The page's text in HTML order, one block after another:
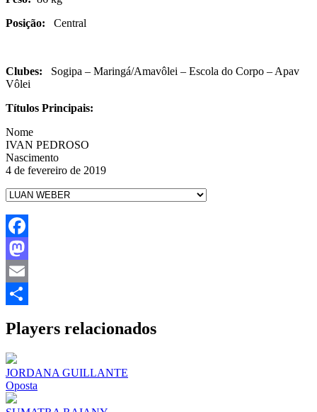
Posição: Central
Clubes: Sogipa – Maringá/Amavôlei – Escola do Corpo – Apav
Vôlei
Títulos Principais:
Nome
IVAN PEDROSO
Nascimento
4 de fevereiro de 2019
Facebook
Mastodon
Email
Players relacionados
JORDANA GUILLANTE
Oposta